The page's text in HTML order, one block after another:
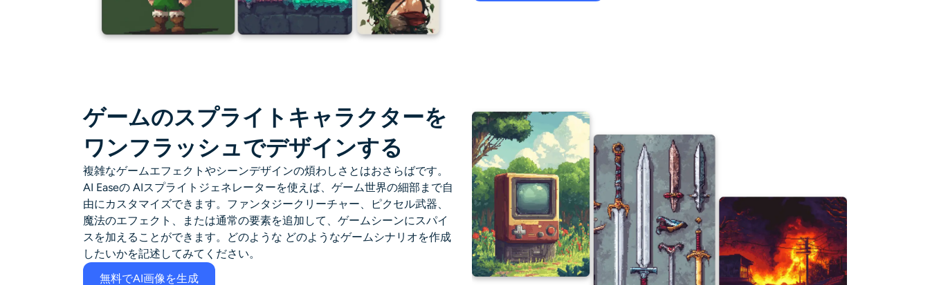
ゲームのスプライトキャラクターを
ワンフラッシュでデザインする
複雑なゲームエフェクトやシーンデザインの煩わしさとはおさらばです。
AI Easeの AIスプライトジェネレーターを使えば、ゲーム世界の細部まで自
由にカスタマイズできます。ファンタジークリーチャー、ピクセル武器、
魔法のエフェクト、または通常の要素を追加して、ゲームシーンにスパイ
スを加えることができます。どのような どのようなゲームシナリオを作成
したいかを記述してみてください。
無料でAI画像を生成